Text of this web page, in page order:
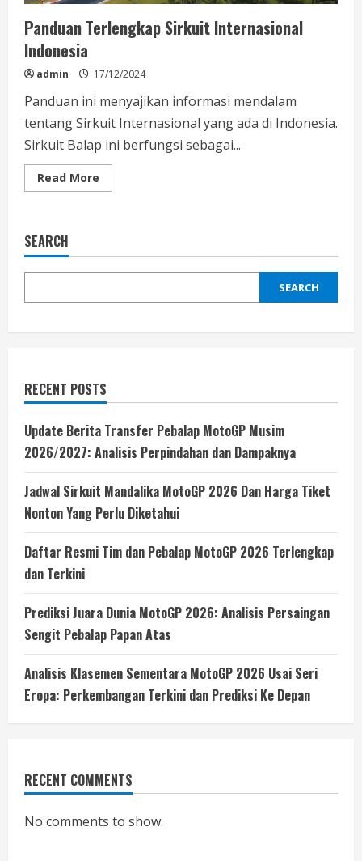
Panduan Terlengkap Sirkuit Internasional
Indonesia
admin 17/12/2024
Panduan ini menyajikan informasi mendalam
tentang Sirkuit Internasional yang ada di Indonesia.
Sirkuit Balap ini berfungsi sebagai...
Read More
more
Indonesia
SEARCH
SEARCH
RECENT POSTS
Update Berita Transfer Pebalap MotoGP Musim
2026/2027: Analisis Perpindahan dan Dampaknya
Jadwal Sirkuit Mandalika MotoGP 2026 Dan Harga Tiket
Nonton Yang Perlu Diketahui
Daftar Resmi Tim dan Pebalap MotoGP 2026 Terlengkap
dan Terkini
Prediksi Juara Dunia MotoGP 2026: Analisis Persaingan
Sengit Pebalap Papan Atas
Analisis Klasemen Sementara MotoGP 2026 Usai Seri
Eropa: Perkembangan Terkini dan Prediksi Ke Depan
RECENT COMMENTS
No comments to show.